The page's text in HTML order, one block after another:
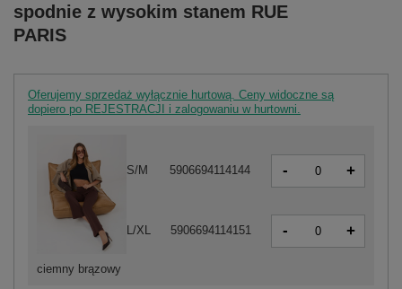
spodnie z wysokim stanem RUE
PARIS
Oferujemy sprzedaż wyłącznie hurtową. Ceny widoczne są
dopiero po REJESTRACJI i zalogowaniu w hurtowni.
ciemny brązowy
S/M 5906694114144 - +
L/XL 5906694114151 - +